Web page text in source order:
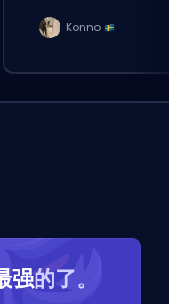
Konno
强的了。